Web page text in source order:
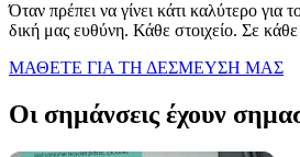
Όταν πρέπει να γίνει κάτι καλύτερο για
δική μας ευθύνη. Κάθε στοιχείο. Σε
ΜΑΘΕΤΕ ΓΙΑ ΤΗ ΔΕΣΜΕΥΣΗ ΜΑΣ
Οι σημάνσεις έχουν